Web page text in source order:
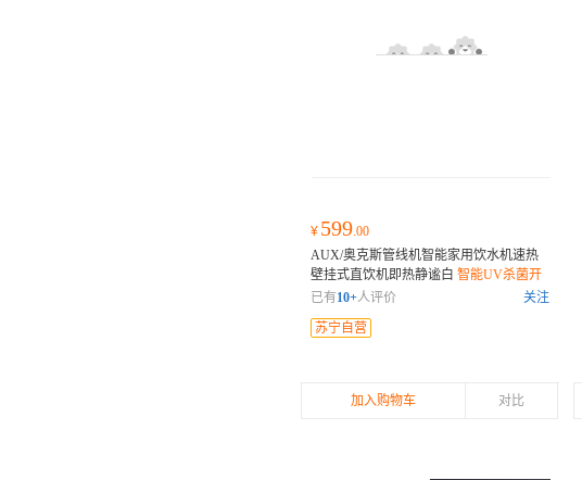
¥ 599.00
AUX/奥克斯管线机智能家用饮水机速热
壁挂式直饮机即热静谧白 智能UV杀菌开
启健康饮水 灵敏触控操作面板
已有10+人评价
关注
苏宁自营
加入购物车 对比